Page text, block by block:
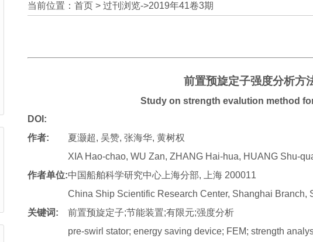
当前位置：首页 > 过刊浏览->2019年41卷3期
前置预旋定子强度分析方
Study on strength evalution method
DOI:
作者:
夏灏超, 吴赞, 张海华, 黄树权
XIA Hao-chao, WU Zan, ZHANG Hai-hua, HUANG Shu-
作者单位:中国船舶科学研究中心上海分部, 上海 200011
China Ship Scientific Research Center, Shanghai Branch,
关键词:
前置预旋定子;节能装置;有限元;强度分析
pre-swirl stator; energy saving device; FEM; strength